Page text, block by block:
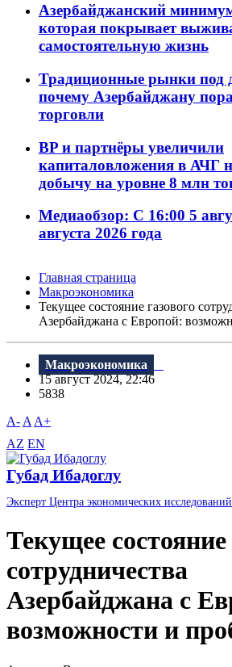
Азербайджанский
которая покрывает
самостоятельную жизнь
Традиционные рынки под
почему Азербайджану
торговли
BP и партнёры увеличили
капиталовложения в АЧГ
добычу на уровне 8 млн
Медиаобзор: С 16:00 5
августа 2026 года
Главная страница
Макроэкономика
Текущее состояние газового
Азербайджана с Европой:
Макроэкономика
15 август 2024, 22:46
5838
A- A A+
AZ EN
Губад Ибадоглу
Эксперт Центра экономических исследований
Текущее состояние
сотрудничества
Азербайджана с
возможности и